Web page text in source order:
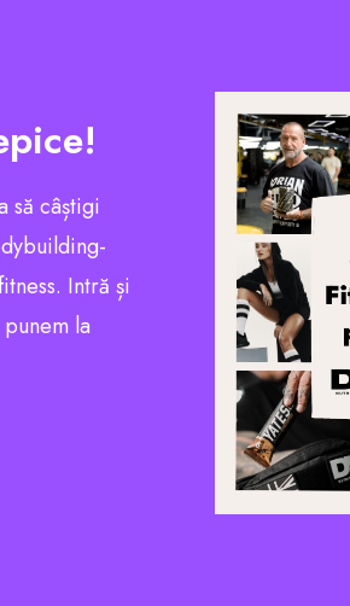
să câștigi
Intră și
la